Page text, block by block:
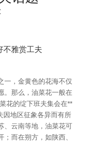
不雅赏工夫
一，金黄色的花海不仅
。那么，油菜花一般在
花的绽下班夫集会在**
因地区征象各异而有所
、云南等地，油菜花可
而在朔方，如陕西、